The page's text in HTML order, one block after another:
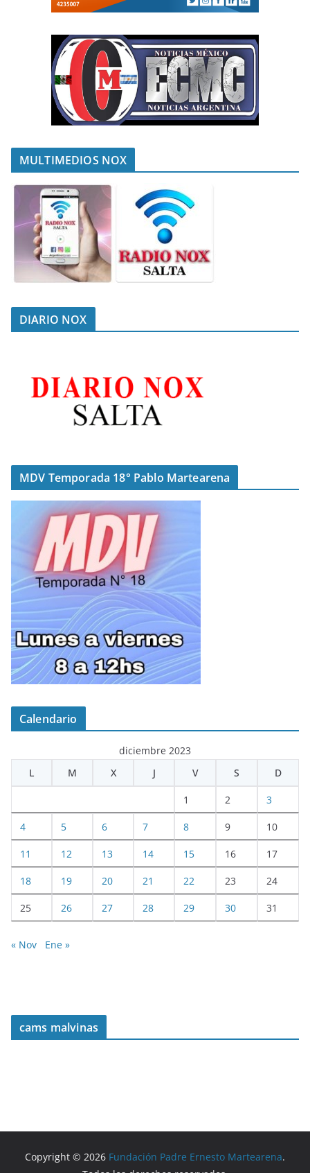
MULTIMEDIOS NOX
DIARIO NOX
MDV Temporada 18° Pablo Martearena
Calendario
diciembre 2023
L
M X J V S D
1 2 3
4 5 6 7 8 9 10
11 12 13 14 15 16 17
18 19 20 21 22 23 24
25 26 27 28 29 30 31
« Nov Ene »
cams malvinas
Copyright © 2026 Fundación Padre Ernesto Martearena.